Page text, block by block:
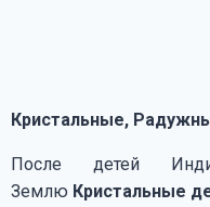
Кристальные,
После детей
Землю Кристальные